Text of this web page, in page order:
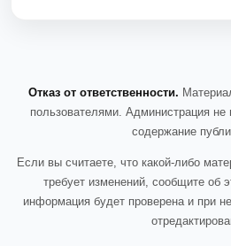
Отказ от ответственности.
пользователями. Администрация не
содержание
Если вы считаете, что какой-либо
требует изменений, сообщите об
информация будет проверена и при